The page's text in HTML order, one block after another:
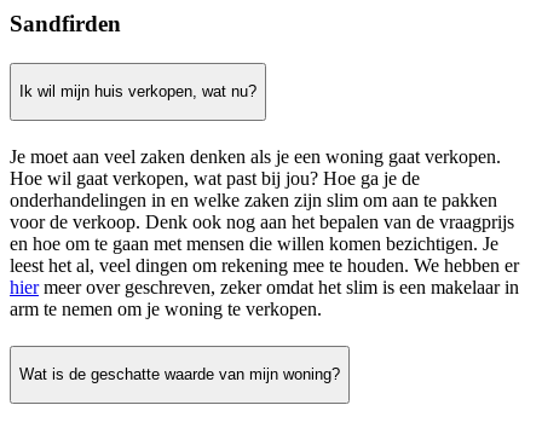
Sandfirden
Ik wil mijn huis verkopen, wat nu?
Je moet aan veel zaken denken als je een woning gaat verkopen.
Hoe wil gaat verkopen, wat past bij jou? Hoe ga je de
onderhandelingen in en welke zaken zijn slim om aan te pakken
voor de verkoop. Denk ook nog aan het bepalen van de vraagprijs
en hoe om te gaan met mensen die willen komen bezichtigen. Je
leest het al, veel dingen om rekening mee te houden. We hebben er
hiermeer over geschreven, zeker omdat het slim is een makelaar in
arm te nemen om je woning te verkopen.
Wat is de geschatte waarde van mijn woning?